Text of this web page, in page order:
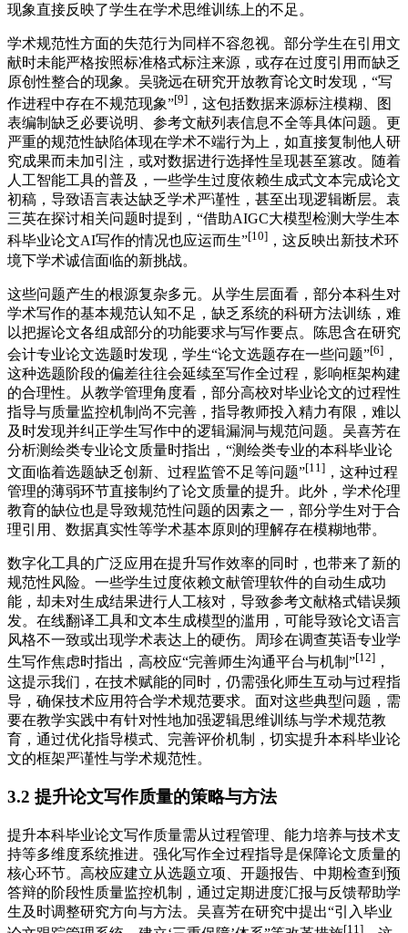
现象直接反映了学生在学术思维训练上的不足。
学术规范性方面的失范行为同样不容忽视。部分学生在引用文
献时未能严格按照标准格式标注来源，或存在过度引用而缺乏
原创性整合的现象。吴骁远在研究开放教育论文时发现，“写
作进程中存在不规范现象”[9] ，这包括数据来源标注模糊、图
表编制缺乏必要说明、参考文献列表信息不全等具体问题。更
严重的规范性缺陷体现在学术不端行为上，如直接复制他人研
究成果而未加引注，或对数据进行选择性呈现甚至篡改。随着
人工智能工具的普及，一些学生过度依赖生成式文本完成论文
初稿，导致语言表达缺乏学术严谨性，甚至出现逻辑断层。袁
三英在探讨相关问题时提到，“借助AIGC大模型检测大学生本
科毕业论文AI写作的情况也应运而生”[10] ，这反映出新技术环
境下学术诚信面临的新挑战。
这些问题产生的根源复杂多元。从学生层面看，部分本科生对
学术写作的基本规范认知不足，缺乏系统的科研方法训练，难
以把握论文各组成部分的功能要求与写作要点。陈思含在研究
会计专业论文选题时发现，学生“论文选题存在一些问题”[6] ，
这种选题阶段的偏差往往会延续至写作全过程，影响框架构建
的合理性。从教学管理角度看，部分高校对毕业论文的过程性
指导与质量监控机制尚不完善，指导教师投入精力有限，难以
及时发现并纠正学生写作中的逻辑漏洞与规范问题。吴喜芳在
分析测绘类专业论文质量时指出，“测绘类专业的本科毕业论
文面临着选题缺乏创新、过程监管不足等问题”[11] ，这种过程
管理的薄弱环节直接制约了论文质量的提升。此外，学术伦理
教育的缺位也是导致规范性问题的因素之一，部分学生对于合
理引用、数据真实性等学术基本原则的理解存在模糊地带。
数字化工具的广泛应用在提升写作效率的同时，也带来了新的
规范性风险。一些学生过度依赖文献管理软件的自动生成功
能，却未对生成结果进行人工核对，导致参考文献格式错误频
发。在线翻译工具和文本生成模型的滥用，可能导致论文语言
风格不一致或出现学术表达上的硬伤。周珍在调查英语专业学
生写作焦虑时指出，高校应“完善师生沟通平台与机制”[12] ，
这提示我们，在技术赋能的同时，仍需强化师生互动与过程指
导，确保技术应用符合学术规范要求。面对这些典型问题，需
要在教学实践中有针对性地加强逻辑思维训练与学术规范教
育，通过优化指导模式、完善评价机制，切实提升本科毕业论
文的框架严谨性与学术规范性。
3.2 提升论文写作质量的策略与方法
提升本科毕业论文写作质量需从过程管理、能力培养与技术支
持等多维度系统推进。强化写作全过程指导是保障论文质量的
核心环节。高校应建立从选题立项、开题报告、中期检查到预
答辩的阶段性质量监控机制，通过定期进度汇报与反馈帮助学
生及时调整研究方向与方法。吴喜芳在研究中提出“引入毕业
[11]